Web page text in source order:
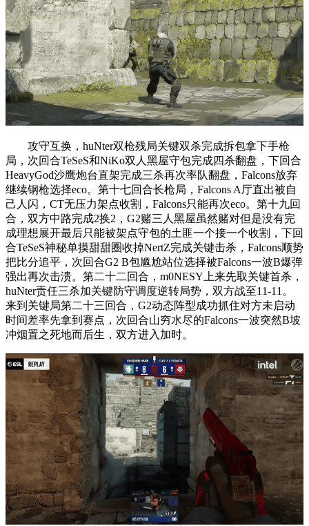
攻守互换，huNter双枪残局关键双杀完成拆包拿下手枪
局，次回合TeSeS和NiKo双人黑屋守包完成四杀翻盘，下回合
HeavyGod沙鹰炮台直架完成三杀再次率队翻盘，Falcons放弃
继续钢枪选择eco。第十七回合长枪局，Falcons A厅直出被自
己人闪，CT无压力架点收割，Falcons只能再次eco。第十九回
合，双方中路完成2换2，G2赌三人黑屋虽然赌对但是没有完
成理想展开最后只能被架点守包的土匪一个接一个收割，下回
合TeSeS神秘单摸甜甜圈收掉NertZ完成关键击杀，Falcons顺势
把比分追平，次回合G2 B包尴尬站位选择被Falcons一波B爆弹
强出再次击溃。第二十二回合，m0NESY上来先取关键首杀，
huNter责任三杀加关键防守调度逆转局势，双方战至11-11。
来到关键局第二十三回合，G2动态阵型成功抓住对方未启动
时间差率先拿到赛点，次回合山穷水尽的Falcons一波突然B坡
冲烟置之死地而后生，双方进入加时。